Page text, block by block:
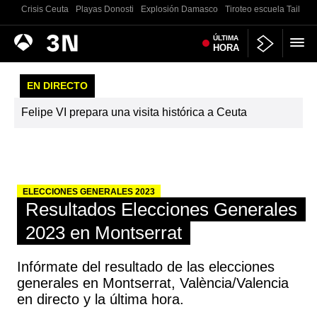
Crisis Ceuta Playas Donosti Explosión Damasco Tiroteo escuela
Antena
3
Noticias ÚLTIMA
HORA
EN DIRECTO
Felipe VI prepara una visita histórica a Ceuta
ELECCIONES GENERALES 2023
Resultados Elecciones Generales
2023 en Montserrat
Infórmate del resultado de las elecciones
generales en Montserrat, València/Valencia
en directo y la última hora.